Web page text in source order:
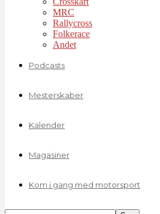
MRC
Rallycross
Folkerace
Andet
Podcasts
Mesterskaber
Kalender
Magasiner
Kom i gang med motorsport